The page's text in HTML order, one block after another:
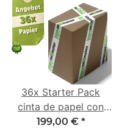
36x Starter Pack
cinta de papel con
logo - 1 color - 50
199,00 € *